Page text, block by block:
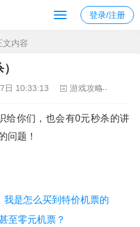
登录/注册
文内容
日 10:33:13 游戏攻略
给你们，也会有0元秒杀的讲
问题！
我是怎么买到特价机票的
至零元机票？